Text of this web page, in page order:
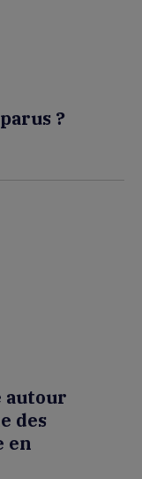
?
autour
des
en